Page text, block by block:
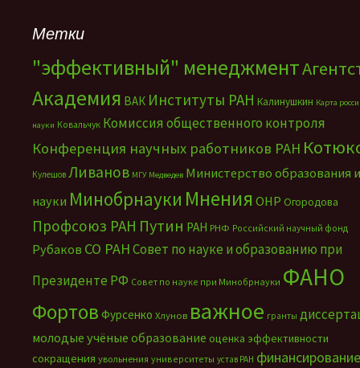
Метки
"эффективный" менеджмент
Академия ВАК Институты РАН Калинушкин Карта
науки Ковальчук Комиссия общественного контроля
Конференция научных работников РАН
Кулешов Ливанов МГУ Медведев Министерство образования и
науки Минобрнауки Мнения ОНР Огородова
Профсоюз РАН Путин РАН РНФ Российский научный фонд
Рубаков СО РАНСовет по науке и образованию при
Президенте РФ Совет по науке при Минобрнауки ФАНО
Фортов Фурсенко Хлунов важное гранты
молодые учёные образование оценка эффективности
сокращения увольнения университеты устав РАН финансирование